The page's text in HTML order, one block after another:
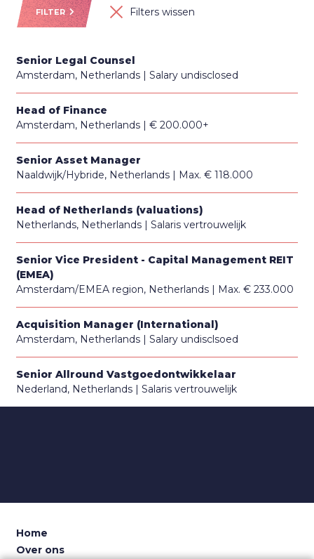
FILTER Filters wissen
Senior Legal Counsel
Amsterdam, Netherlands
Salary undisclosed
Head of Finance
Amsterdam, Netherlands
€ 200.000+
Senior Asset Manager
Naaldwijk/Hybride, Netherlands
Max. € 118.000
Head of Netherlands (valuations)
Netherlands, Netherlands
Salaris vertrouwelijk
Senior Vice President - Capital Management REIT
(EMEA)
Amsterdam/EMEA region, Netherlands
Max. € 233.000
Acquisition Manager (International)
Amsterdam, Netherlands
Salary undisclsoed
Senior Allround Vastgoedontwikkelaar
Nederland, Netherlands
Salaris vertrouwelijk
Home
Over ons